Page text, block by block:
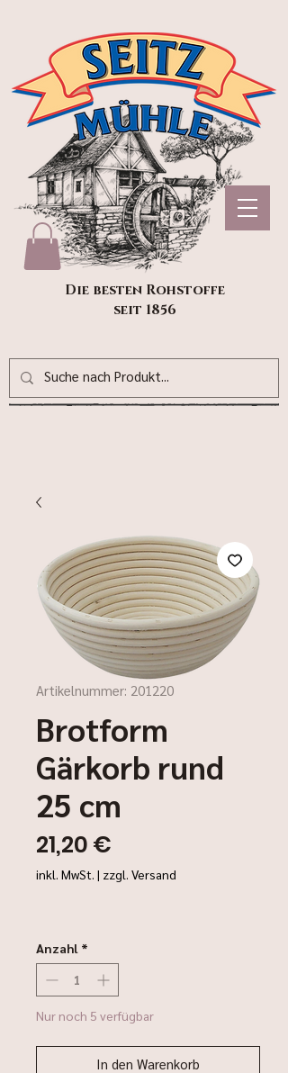
Die besten Rohstoffe
seit 1856
Artikelnummer: 201220
Brotform
Gärkorb rund
25 cm
21,20 €
inkl. MwSt. | zzgl. Versand
Anzahl *
Nur noch 5 verfügbar
In den Warenkorb